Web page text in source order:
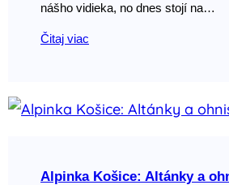
nášho vidieka, no dnes stojí na…
Čitaj viac
Alpinka Košice: Altánky a